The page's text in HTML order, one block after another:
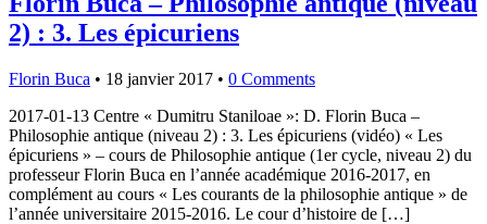
2) : 3. Les épicuriens
Florin Buca • 18 janvier 2017 • 0 Comments
2017-01-13 Centre « Dumitru Staniloae »: D. Florin Buca –
Philosophie antique (niveau 2) : 3. Les épicuriens (vidéo) « Les
épicuriens » – cours de Philosophie antique (1er cycle, niveau 2) du
professeur Florin Buca en l’année académique 2016-2017, en
complément au cours « Les courants de la philosophie antique » de
l’année universitaire 2015-2016. Le cour d’histoire de […]